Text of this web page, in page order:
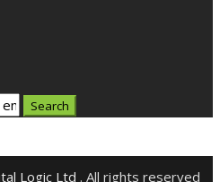
Logic Ltd . All rights reserved